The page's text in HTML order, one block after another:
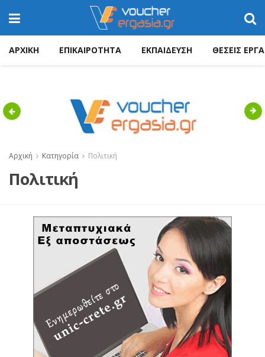
ΑΡΧΙΚΗ ΕΠΙΚΑΙΡΟΤΗΤΑ ΕΚΠΑΙΔΕΥΣΗ ΘΕΣΕΙΣ
Previous
Αρχική Κατηγορία Πολιτική
Πολιτική